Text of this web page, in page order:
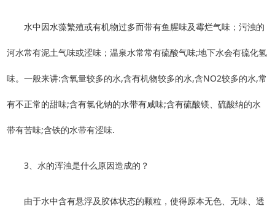
水中因水藻繁殖或有机物过多而带有鱼腥味及霉烂气味；污浊的
河水常有泥土气味或涩味；温泉水常常有硫酸气味;地下水会有硫化氢
味。一般来讲:含氧量较多的水,含有机物较多的水,含NO2较多的水,常
有不正常的甜味;含有氯化钠的水带有咸味;含有硫酸镁、硫酸纳的水
带有苦味;含铁的水带有涩味.
3、水的浑浊是什么原因造成的？
由于水中含有悬浮及胶体状态的颗粒，使得原本无色、无味、透